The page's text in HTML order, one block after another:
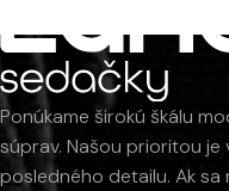
Ponúkame širokú škálu
súprav. Našou prioritou
posledného detailu. Ak